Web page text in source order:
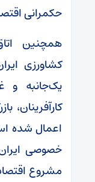
حکمرانی
همچنین
کشاورزی
یک‌جانبه و
کارآفرینان،
اعمال شده
خصوصی
مشروع